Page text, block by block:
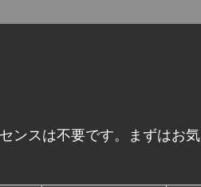
ンスは不要です。まずはお気